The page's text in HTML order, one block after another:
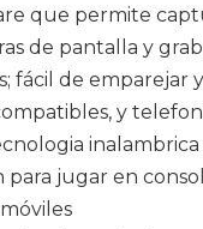
que permite
de pantalla y
fácil de emparejar
y
jugar en